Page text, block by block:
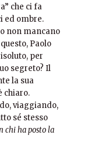
che ci fa
ed ombre.
non mancano
Paolo
per
segreto? Il
la sua
chiaro.
viaggiando,
sé stesso
chi ha posto la